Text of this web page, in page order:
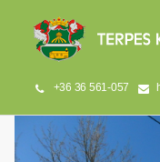
+36 36 561-057